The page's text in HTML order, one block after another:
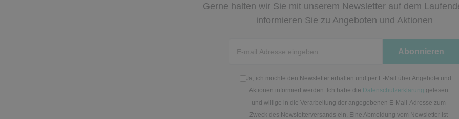
Gerne halten wir Sie mit unserem Newsletter auf dem
informieren Sie zu Angeboten und Aktionen
Honig
Abonnieren
Ja, ich möchte den Newsletter erhalten und per E-Mail über Angebote und
Aktionen informiert werden. Ich habe die Datenschutzerklärung gelesen
und willige in die Verarbeitung der angegebenen E-Mail-Adresse zum
Zweck des Newsletterversands ein. Eine Abmeldung vom Newsletter ist